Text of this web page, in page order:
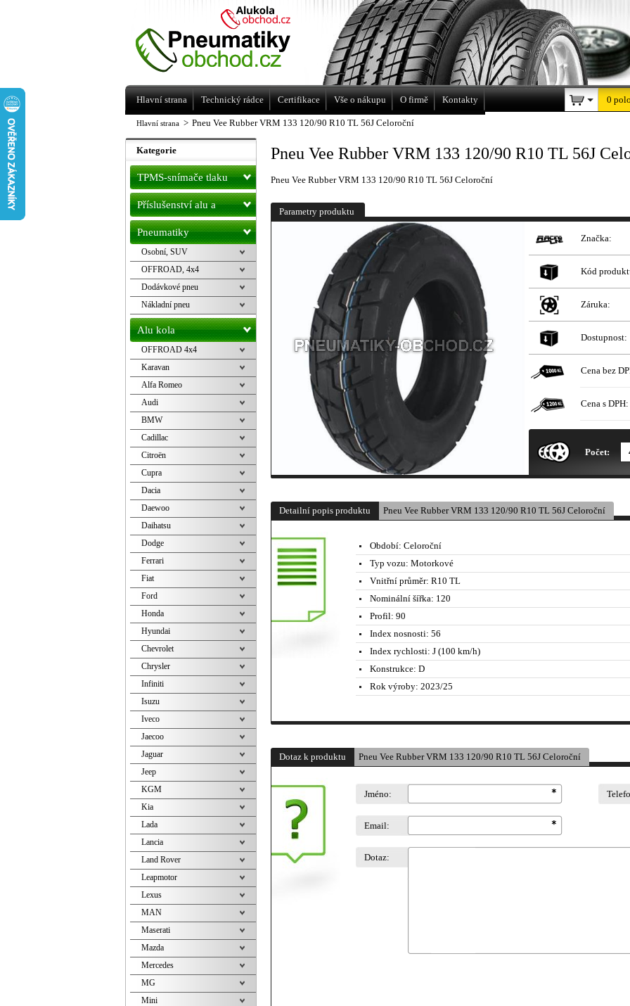
Hlavní strana > Pneu Vee Rubber VRM 133 120/90 R10 TL 56J Celoroční
Pneu Vee Rubber VRM 133 120/90 R10 TL 56J
Pneu Vee Rubber VRM 133 120/90 R10 TL 56J Celoroční
Parametry produktu
Značka:
Kód
Záruka:
Dostupnost:
Cena bez
Cena s DPH:
Počet:
Detailní popis produktu Pneu Vee Rubber VRM 133 120/90 R10 TL 56J Celoroční
Období: Celoroční
Typ vozu: Motorkové
Vnitřní průměr: R10 TL
Nominální šířka: 120
Profil: 90
Index nosnosti: 56
Index rychlosti: J (100 km/h)
Konstrukce: D
Rok výroby: 2023/25
Dotaz k produktu Pneu Vee Rubber VRM 133 120/90 R10 TL 56J Celoroční
Jméno:
Email:
Dotaz:
Kategorie
TPMS-snímače tlaku
Příslušenství alu a
pneu
Pneumatiky
Osobní, SUV
OFFROAD, 4x4
Dodávkové pneu
Nákladní pneu
Alu kola
OFFROAD 4x4
Karavan
Alfa Romeo
Audi
BMW
Cadillac
Citroën
Cupra
Dacia
Daewoo
Daihatsu
Dodge
Ferrari
Fiat
Ford
Honda
Hyundai
Chevrolet
Chrysler
Infiniti
Isuzu
Iveco
Jaecoo
Jaguar
Jeep
KGM
Kia
Lada
Lancia
Land Rover
Leapmotor
Lexus
MAN
Maserati
Mazda
Mercedes
MG
Mini
Levné pneumatiky letní, zimní, Alu kola
a litá kola Racing Line
Hlavní strana Technický rádce Certifikace Vše o nákupu O firmě Kontakty 0